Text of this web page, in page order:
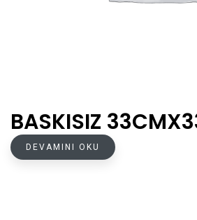
BASKISIZ
DEVAMINI OKU